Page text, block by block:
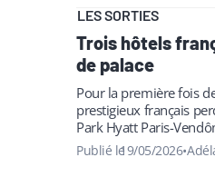
LES SORTIES
Trois hôtels
de palace
Pour la première fois
prestigieux français
Park Hyatt Paris-
et l'Hôtel du Palais à
Publié le19/05/2026•